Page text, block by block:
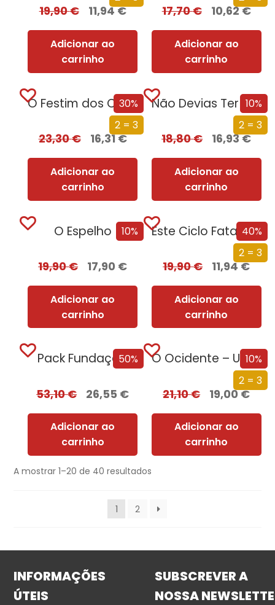
19,90€ 11,94€
Adicionar ao
carrinho
17,70€ 10,62€
Adicionar ao
carrinho
30%
2 = 3
O Festim dos Corvos (Edição especial limitada)
23,30€ 16,31€
Adicionar ao
carrinho
10%
2 = 3
Não Devias Ter Vindo
18,80€ 16,93€
Adicionar ao
carrinho
10%
O Espelho
19,90€ 17,90 €
Adicionar ao
carrinho
40%
2 = 3
Este Ciclo Fatal: Uma História da Morte
19,90€ 11,94€
Adicionar ao
carrinho
50%
Pack Fundação
53,10€ 26,55 €
Adicionar ao
carrinho
10%
2 = 3
O Ocidente – Uma Nova História de um Conceito Milenar
21,10€ 19,00€
Adicionar ao
carrinho
A mostrar 1–20 de 40 resultados
1 2
INFORMAÇÕES
ÚTEIS
SUBSCREVER A
NOSSA